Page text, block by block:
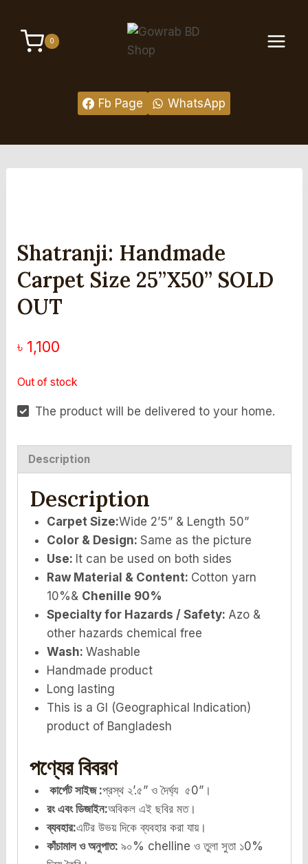
content
0
Fb Page WhatsApp
Shatranji: Handmade
Carpet Size 25”x50” SOLD
OUT
৳ 1,100
Out of stock
The product will be delivered to your home.
Description
Description
Carpet Size:Wide 2’5” & Length 50”
Color & Design: Same as the picture
Use: It can be used on both sides
Raw Material & Content: Cotton yarn
10%& Chenille 90%
Specialty for Hazards / Safety: Azo &
other hazards chemical free
Wash: Washable
Handmade product
Long lasting
This is a GI (Geographical Indication)
product of Bangladesh
পণ্যের বিবরণ
কার্পেট সাইজ :প্রস্থ ২’.৫” ও দৈর্ঘ্য ৫0”।
রং এবং ডিজাইন:অবিকল এই ছবির মত।
ব্যবহার:এটির উভয় দিকে ব্যবহার করা যায়।
কাঁচামাল ও অনুপাত: ৯০% chelline ও তুলা সুতা ১0%